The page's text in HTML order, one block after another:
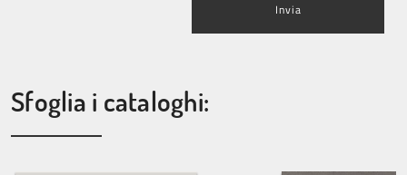
Invia
Sfoglia i cataloghi: